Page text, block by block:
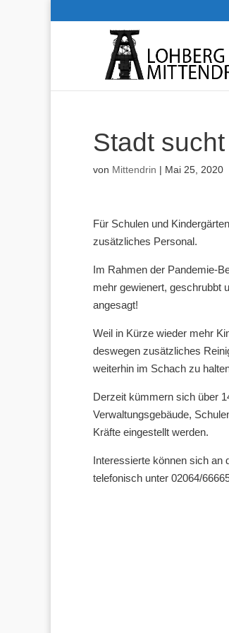
Stadt
von Mittendrin | Mai 25, 2020
Für Schulen und
zusätzliches Personal.
Im Rahmen der Pandemie-
mehr gewienert, geschrubbt
angesagt!
Weil in Kürze wieder mehr
deswegen zusätzliches
weiterhin im Schach zu
Derzeit kümmern sich über
Verwaltungsgebäude,
Kräfte eingestellt werden.
Interessierte können sich an
telefonisch unter 02064/